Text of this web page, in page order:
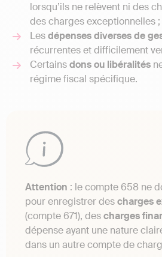
lorsqu’ils ne relèvent ni des
des charges exceptionnelles ;
Lesdépenses diverses de
récurrentes et difficilement
Certainsdons ou libéralités
régime fiscal spécifique.
Attention : le compte 658 ne
pour enregistrer descharges
(compte 671), descharges
dépense ayant une nature
dans un autre compte de